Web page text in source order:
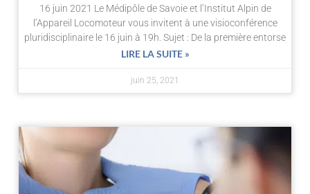
16 juin 2021 Le Médipôle de Savoie et l’Institut Alpin de
l’Appareil Locomoteur vous invitent à une visioconférence
pluridisciplinaire le 16 juin à 19h. Sujet : De la première entorse
LIRE LA SUITE »
juin 25, 2021